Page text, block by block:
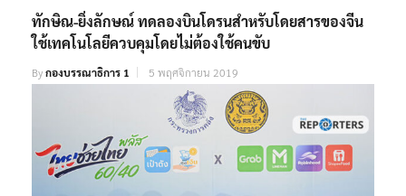
ทักษิณ-ยิ่งลักษณ์ ทดลองบินโดรนสำหรับโดยสารของจีน
ใช้เทคโนโลยีควบคุมโดยไม่ต้องใช้คนขับ
Byกองบรรณาธิการ 1 5 พฤศจิกายน 2019